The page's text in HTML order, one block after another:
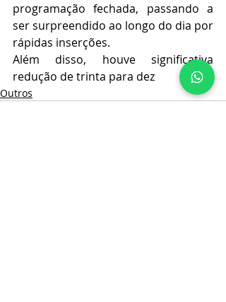
programação fechada, passando a
ser surpreendido ao longo do dia por
rápidas inserções.
Além disso, houve significativa
redução de trinta para dez
Outros